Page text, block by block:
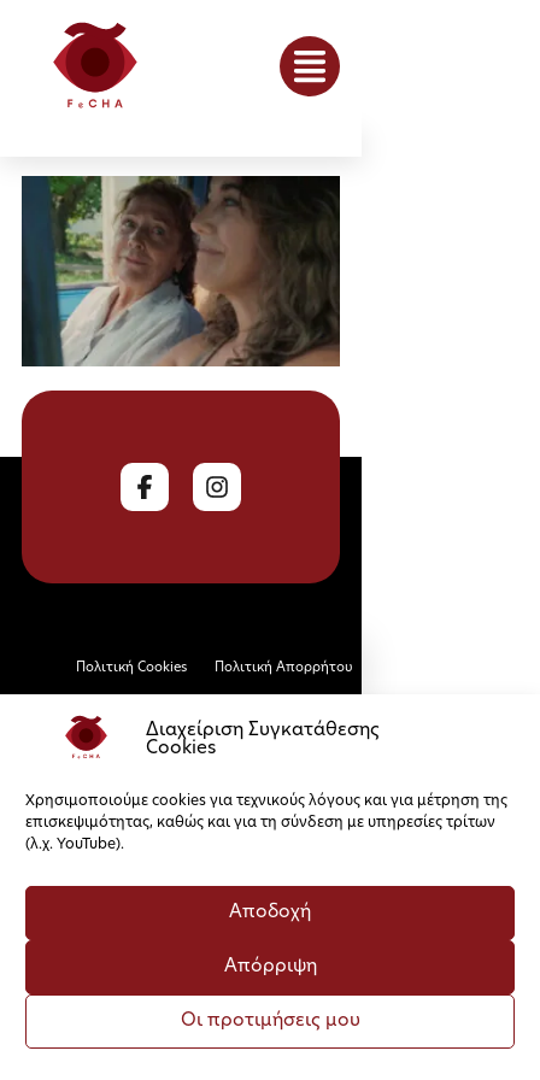
Διαχείριση Συγκατάθεσης
Cookies
Χρησιμοποιούμε cookies για τεχνικούς λόγους και για μέτρηση της
επισκεψιμότητας, καθώς και για τη σύνδεση με υπηρεσίες τρίτων
(λ.χ. YouTube).
Αποδοχή
Απόρριψη
Οι προτιμήσεις μου
Πολιτική Cookies Πολιτική Απορρήτου